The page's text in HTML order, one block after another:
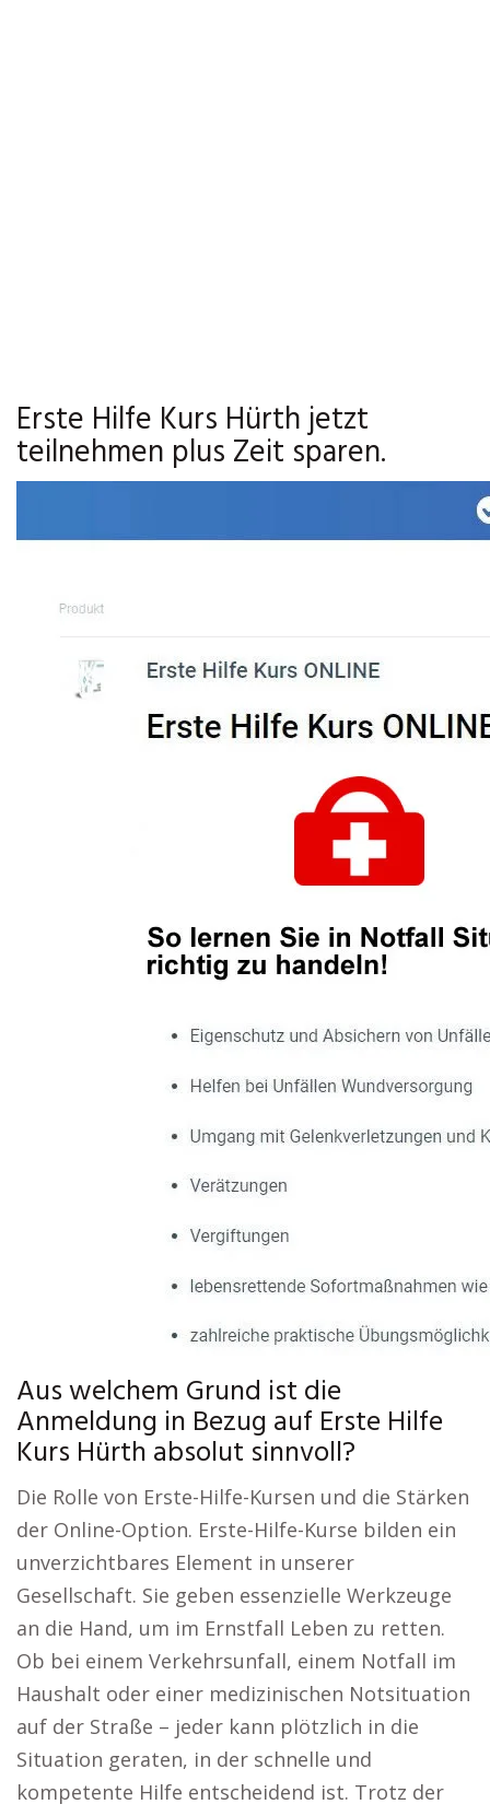
Erste Hilfe Kurs Hürth jetzt
teilnehmen plus Zeit sparen.
Aus welchem Grund ist die
Anmeldung in Bezug auf Erste Hilfe
Kurs Hürth absolut sinnvoll?
Die Rolle von Erste-Hilfe-Kursen und die Stärken
der Online-Option. Erste-Hilfe-Kurse bilden ein
unverzichtbares Element in unserer
Gesellschaft. Sie geben essenzielle Werkzeuge
an die Hand, um im Ernstfall Leben zu retten.
Ob bei einem Verkehrsunfall, einem Notfall im
Haushalt oder einer medizinischen Notsituation
auf der Straße – jeder kann plötzlich in die
Situation geraten, in der schnelle und
kompetente Hilfe entscheidend ist. Trotz der